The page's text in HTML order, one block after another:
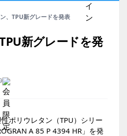
、TPU新グレードを発表
新グレードを発
ポリウレタン（TPU）シリー
A 85 P 4394 HR」を発